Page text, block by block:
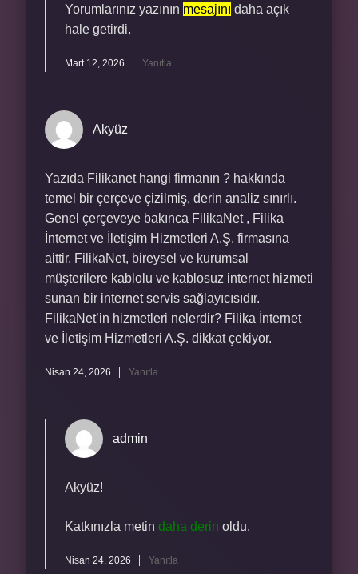
Yorumlarınız yazının mesajını daha açık
hale getirdi.
Mart 12, 2026 Yanıtla
Akyüz
Yazıda Filikanet hangi firmanın ? hakkında
temel bir çerçeve çizilmiş, derin analiz sınırlı.
Genel çerçeveye bakınca FilikaNet , Filika
İnternet ve İletişim Hizmetleri A.Ş. firmasına
aittir. FilikaNet, bireysel ve kurumsal
müşterilere kablolu ve kablosuz internet hizmeti
sunan bir internet servis sağlayıcısıdır.
FilikaNet’in hizmetleri nelerdir? Filika İnternet
ve İletişim Hizmetleri A.Ş. dikkat çekiyor.
Nisan 24, 2026 Yanıtla
admin
Akyüz!
Katkınızla metin daha derin oldu.
Nisan 24, 2026 Yanıtla